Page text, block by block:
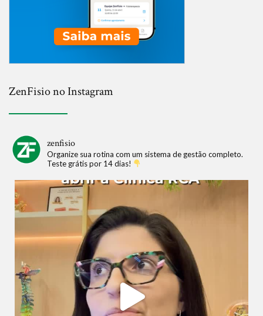
ZenFisio no Instagram
zenfisio
Organize sua rotina com um sistema de gestão completo.
Teste grátis por 14 dias!